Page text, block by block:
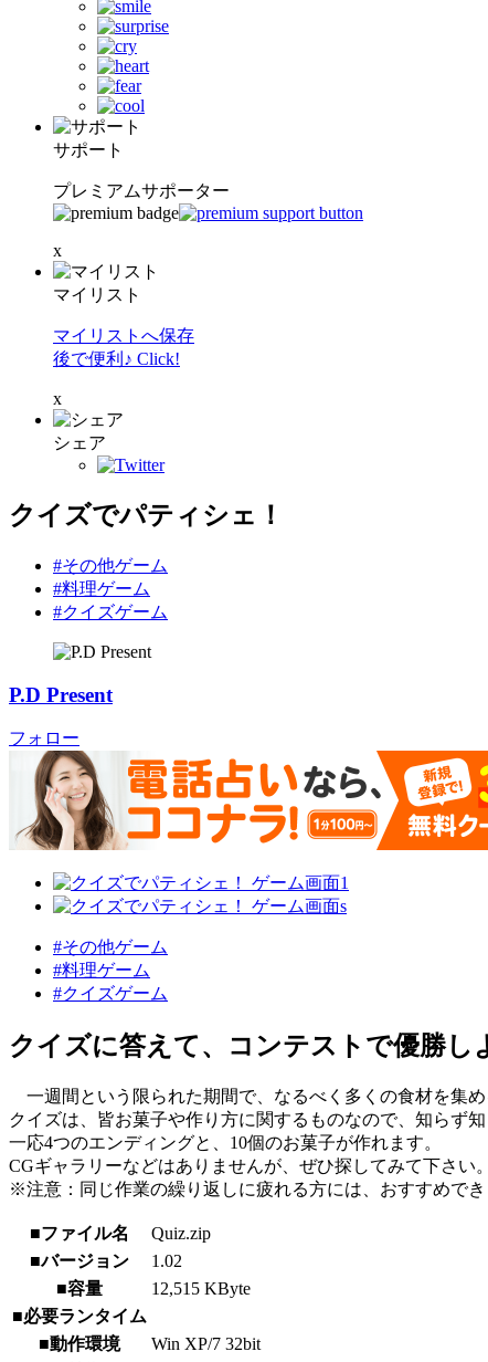
サポート
プレミアムサポーター
x
マイリスト
マイリストへ保存
後で便利♪ Click!
x
シェア
クイズでパティシェ！
#その他ゲーム
#料理ゲーム
#クイズゲーム
P.D Present
フォロー
#その他ゲーム
#料理ゲーム
#クイズゲーム
クイズに答えて、コンテストで優勝し
一週間という限られた期間で、なるべく多くの食材を集め
クイズは、皆お菓子や作り方に関するものなので、知らず
一応4つのエンディングと、10個のお菓子が作れます。
CGギャラリーなどはありませんが、ぜひ探してみて下さい。
※注意：同じ作業の繰り返しに疲れる方には、おすすめでき
■ファイル名
Quiz.zip
■バージョン
1.02
■容量
12,515 KByte
■必要ランタイム
■動作環境
Win XP/7 32bit